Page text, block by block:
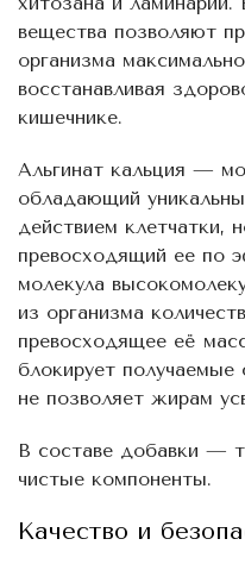
вещества позволяют
организма
восстанавливая
кишечнике.
Альгинат кальция —
обладающий
действием клетчатки,
превосходящий ее по
молекула
из организма
превосходящее её
блокирует
не позволяет жирам
В составе добавки —
чистые компоненты.
Качество и